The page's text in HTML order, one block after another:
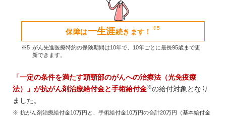
保障は一生涯続きます！ ※5
がん先進医療特約の保険期間は10年で、10年ごとに最長95歳まで更
新できます。
「一定の条件を満たす頭頸部のがんへの治療法（光免疫療
法）」が抗がん剤治療給付金と手術給付金※の給付対象となり
ました。
抗がん剤治療給付金10万円と、手術給付金10万円の合計20万円（基本給付金